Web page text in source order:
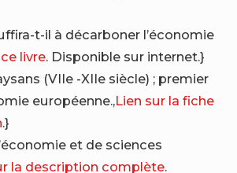
t-il à décarboner l’économie
livre. Disponible sur internet.}
(VIIe -XIIe siècle) ; premier
européenne.,Lien sur la fiche
.}
et de sciences
la description complète.